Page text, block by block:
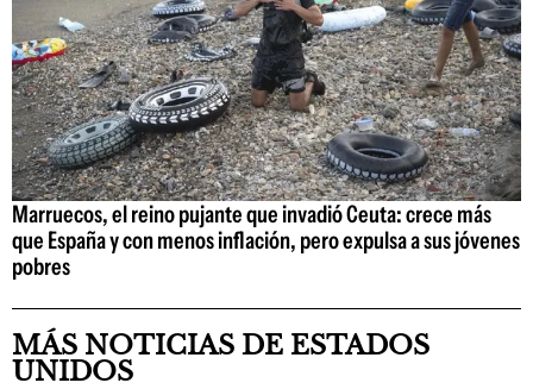
Marruecos, el reino pujante que invadió Ceuta: crece más
que España y con menos inflación, pero expulsa a sus jóvenes
pobres
MÁS NOTICIAS DE ESTADOS
UNIDOS